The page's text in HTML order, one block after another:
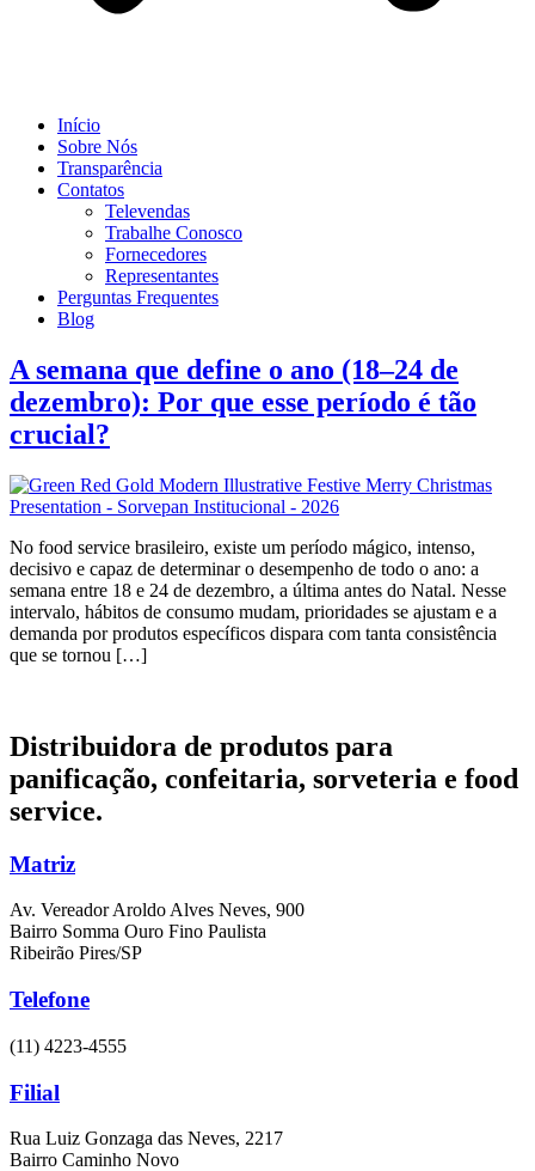
Início
Sobre Nós
Transparência
Contatos
Televendas
Trabalhe Conosco
Fornecedores
Representantes
Perguntas Frequentes
Blog
A semana que define o ano (18–24 de
dezembro): Por que esse período é tão
crucial?
No food service brasileiro, existe um período mágico, intenso,
decisivo e capaz de determinar o desempenho de todo o ano: a
semana entre 18 e 24 de dezembro, a última antes do Natal. Nesse
intervalo, hábitos de consumo mudam, prioridades se ajustam e a
demanda por produtos específicos dispara com tanta consistência
que se tornou […]
Distribuidora de produtos para
panificação, confeitaria, sorveteria e food
service.
Matriz
Av. Vereador Aroldo Alves Neves, 900
Bairro Somma Ouro Fino Paulista
Ribeirão Pires/SP
Telefone
(11) 4223-4555
Filial
Rua Luiz Gonzaga das Neves, 2217
Bairro Caminho Novo